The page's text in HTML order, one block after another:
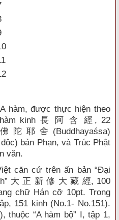
hàm, được thực hiện theo
hàm kinh 長 阿 含 經, 22
陀 耶 舍 (Buddhayaśsa)
bản Phạn, và Trúc Phật
văn.
căn cứ trên ấn bản “Đại
大 正 新 修 大 藏 經, 100
chữ Hán cỡ 10pt. Trong
151 kinh (No.1- No.151).
thuộc “A hàm bộ” I, tập 1,